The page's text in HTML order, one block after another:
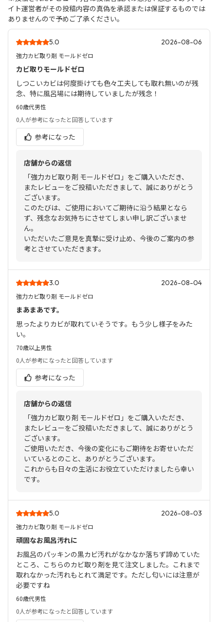
イト運営者がその投稿内容の真偽を承認または保証するものでは
ありませんので予めご了承ください。
5.0 2026-08-06
強力カビ取り剤 モールドゼロ
カビ取りモールドゼロ
しつこいカビは何度掛けても色々工夫しても取れ無いのが残
念、特に風呂場には期待していましたが残念！
60歳代男性
0人が参考になったと回答しています
参考になった
店舗からの返信
「強力カビ取り剤 モールドゼロ」をご購入いただき、
またレビューをご投稿いただきまして、誠にありがとう
ございます。
このたびは、ご使用においてご期待に沿う結果となら
ず、残念なお気持ちにさせてしまい申し訳ございませ
ん。
いただいたご意見を真摯に受け止め、今後のご案内の参
考とさせていただきます。
3.0 2026-08-04
強力カビ取り剤 モールドゼロ
まあまあです。
思ったよりカビが取れていそうです。もう少し様子をみた
い。
70歳以上男性
0人が参考になったと回答しています
参考になった
店舗からの返信
「強力カビ取り剤 モールドゼロ」をご購入いただき、
またレビューをご投稿いただきまして、誠にありがとう
ございます。
ご使用いただき、今後の変化にもご期待をお寄せいただ
いているとのこと、ありがとうございます。
これからも日々の生活にお役立ていただけましたら幸い
です。
5.0 2026-08-03
強力カビ取り剤 モールドゼロ
頑固なお風呂汚れに
お風呂のパッキンの黒カビ汚れがなかなか落ちず諦めていた
ところ、こちらのカビ取り剤を見て注文しました。これまで
取れなかった汚れもとれて満足です。ただし匂いには注意が
必要ですね
60歳代男性
0人が参考になったと回答しています